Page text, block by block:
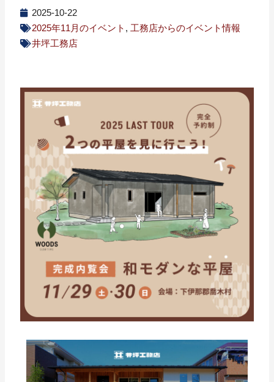
2025-10-22
2025年11月のイベント , 工務店からのイベント情報
井坪工務店